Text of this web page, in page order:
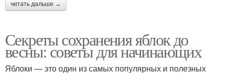
читать дальше →
Секреты сохранения яблок до
весны: советы для начинающих
Яблоки — это один из самых популярных и полезных